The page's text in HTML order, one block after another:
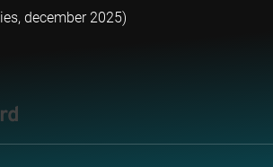
december 2025)